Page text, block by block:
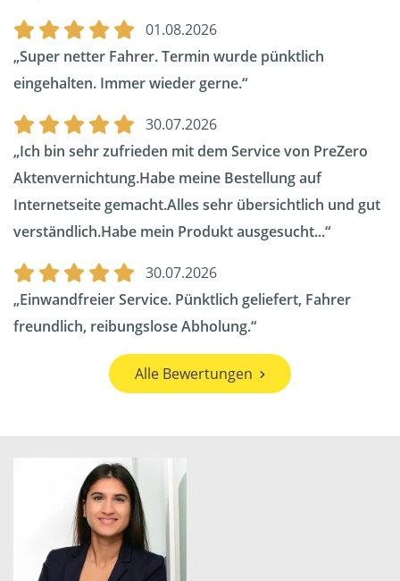
01.08.2026
Super netter Fahrer. Termin wurde pünktlich
eingehalten. Immer wieder gerne.
30.07.2026
Ich bin sehr zufrieden mit dem Service von PreZero
Aktenvernichtung.Habe meine Bestellung auf
Internetseite gemacht.Alles sehr übersichtlich und gut
verständlich.Habe mein Produkt ausgesucht...
30.07.2026
Einwandfreier Service. Pünktlich geliefert, Fahrer
freundlich, reibungslose Abholung.
Alle Bewertungen